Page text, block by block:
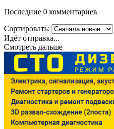
Последние 0 комментариев
Сортировать:
Идёт отправка...
Смотреть дальше